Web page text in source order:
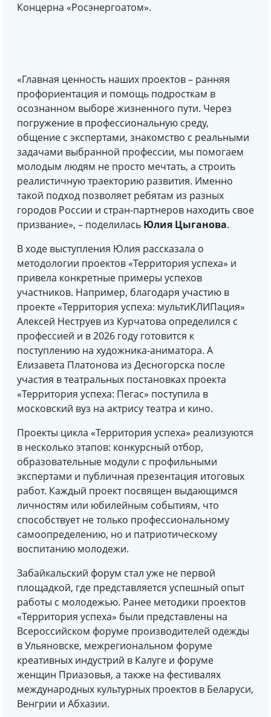
Концерна «Росэнергоатом».
«Главная ценность наших проектов – ранняя
профориентация и помощь подросткам в
осознанном выборе жизненного пути. Через
погружение в профессиональную среду,
общение с экспертами, знакомство с реальными
задачами выбранной профессии, мы помогаем
молодым людям не просто мечтать, а строить
реалистичную траекторию развития. Именно
такой подход позволяет ребятам из разных
городов России и стран-партнеров находить свое
призвание», – поделилась Юлия Цыганова.
В ходе выступления Юлия рассказала о
методологии проектов «Территория успеха» и
привела конкретные примеры успехов
участников. Например, благодаря участию в
проекте «Территория успеха: мультиКЛИПация»
Алексей Неструев из Курчатова определился с
профессией и в 2026 году готовится к
поступлению на художника-аниматора. А
Елизавета Платонова из Десногорска после
участия в театральных постановках проекта
«Территория успеха: Пегас» поступила в
московский вуз на актрису театра и кино.
Проекты цикла «Территория успеха» реализуются
в несколько этапов: конкурсный отбор,
образовательные модули с профильными
экспертами и публичная презентация итоговых
работ. Каждый проект посвящен выдающимся
личностям или юбилейным событиям, что
способствует не только профессиональному
самоопределению, но и патриотическому
воспитанию молодежи.
Забайкальский форум стал уже не первой
площадкой, где представляется успешный опыт
работы с молодежью. Ранее методики проектов
«Территория успеха» были представлены на
Всероссийском форуме производителей одежды
в Ульяновске, межрегиональном форуме
креативных индустрий в Калуге и форуме
женщин Приазовья, а также на фестивалях
международных культурных проектов в Беларуси,
Венгрии и Абхазии.